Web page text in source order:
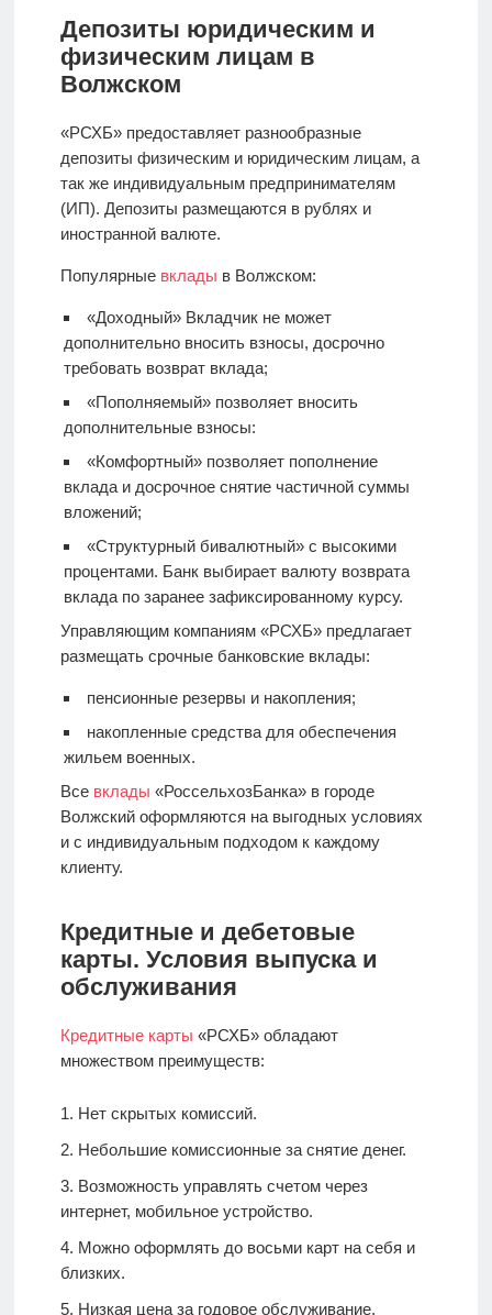
Депозиты юридическим и
физическим лицам в
Волжском
«РСХБ» предоставляет разнообразные
депозиты физическим и юридическим лицам, а
так же индивидуальным предпринимателям
(ИП). Депозиты размещаются в рублях и
иностранной валюте.
Популярные вклады в Волжском:
«Доходный» Вкладчик не может
дополнительно вносить взносы, досрочно
требовать возврат вклада;
«Пополняемый» позволяет вносить
дополнительные взносы:
«Комфортный» позволяет пополнение
вклада и досрочное снятие частичной суммы
вложений;
«Структурный бивалютный» с высокими
процентами. Банк выбирает валюту возврата
вклада по заранее зафиксированному курсу.
Управляющим компаниям «РСХБ» предлагает
размещать срочные банковские вклады:
пенсионные резервы и накопления;
накопленные средства для обеспечения
жильем военных.
Все вклады «РоссельхозБанка» в городе
Волжский оформляются на выгодных условиях
и с индивидуальным подходом к каждому
клиенту.
Кредитные и дебетовые
карты. Условия выпуска и
обслуживания
Кредитные карты «РСХБ» обладают
множеством преимуществ:
Нет скрытых комиссий.
Небольшие комиссионные за снятие денег.
Возможность управлять счетом через
интернет, мобильное устройство.
Можно оформлять до восьми карт на себя и
близких.
Низкая цена за годовое обслуживание.